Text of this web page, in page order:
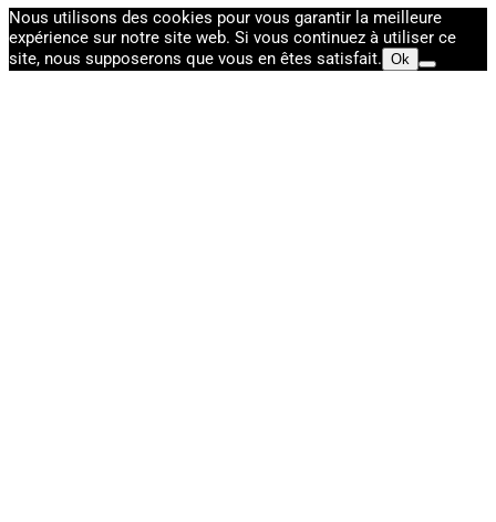
Nous utilisons des cookies pour vous garantir la meilleure
expérience sur notre site web. Si vous continuez à utiliser ce
site, nous supposerons que vous en êtes satisfait. Ok